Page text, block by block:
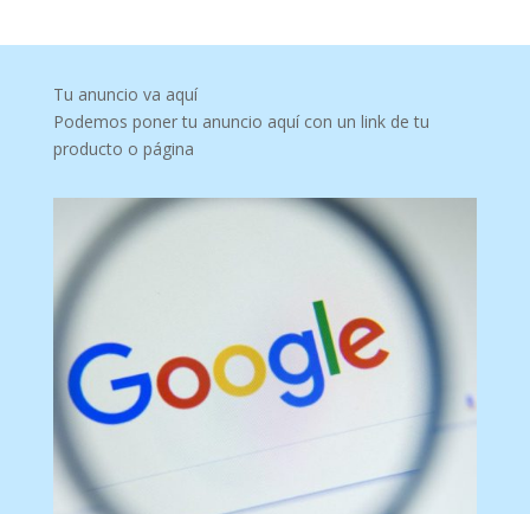
Tu anuncio va aquí
Podemos poner tu anuncio aquí con un link de tu
producto o página